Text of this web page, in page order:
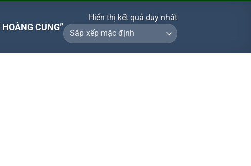
CUNG”
Hiển thị kết quả duy nhất